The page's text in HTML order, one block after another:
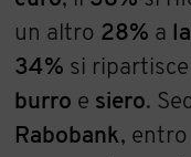
un altro 28% a
34% si
burro e siero.
Rabobank,